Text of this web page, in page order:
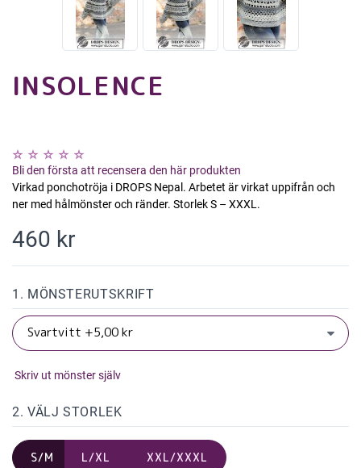
INSOLENCE
Bli den första att recensera den här produkten
Virkad ponchotröja i DROPS Nepal. Arbetet är virkat uppifrån och
ner med hålmönster och ränder. Storlek S – XXXL.
460 kr
1. MÖNSTERUTSKRIFT
Skriv ut mönster själv
2. VÄLJ STORLEK
S/M L/XL XXL/XXXL